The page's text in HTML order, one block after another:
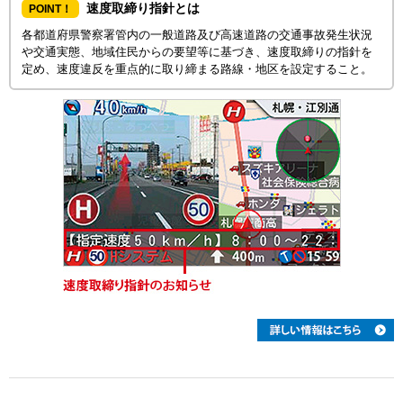
POINT！ 速度取締り指針とは
各都道府県警察署管内の一般道路及び高速道路の交通事故発生状況
や交通実態、地域住民からの要望等に基づき、速度取締りの指針を
定め、速度違反を重点的に取り締まる路線・地区を設定すること。